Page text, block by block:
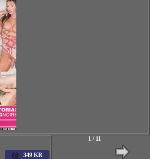
349 KR
1 / 11